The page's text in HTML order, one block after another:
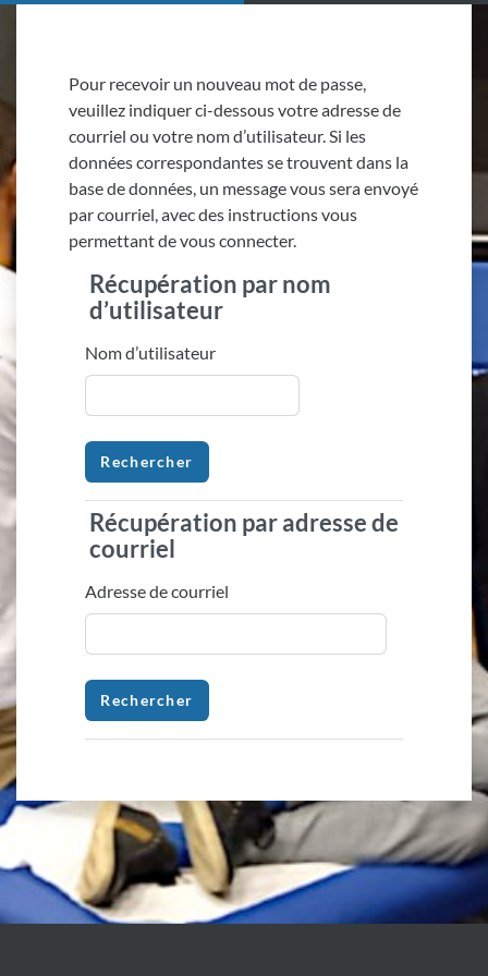
Passer au contenu principal
Pour recevoir un nouveau mot de passe,
veuillez indiquer ci-dessous votre adresse de
courriel ou votre nom d’utilisateur. Si les
données correspondantes se trouvent dans la
base de données, un message vous sera envoyé
par courriel, avec des instructions vous
permettant de vous connecter.
Récupération par nom d’utilisateur
Récupération par nom
d’utilisateur
Nom d’utilisateur
Récupération par adresse de
Récupération par adresse de
courriel
Adresse de courriel